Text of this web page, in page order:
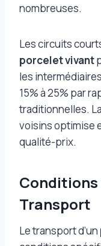
nombreuses.
Les circuits
porcelet vivant
les
15% à 25% par
traditionnelles.
voisins optimise
qualité-prix.
Conditions
Transport
Le transport d’un